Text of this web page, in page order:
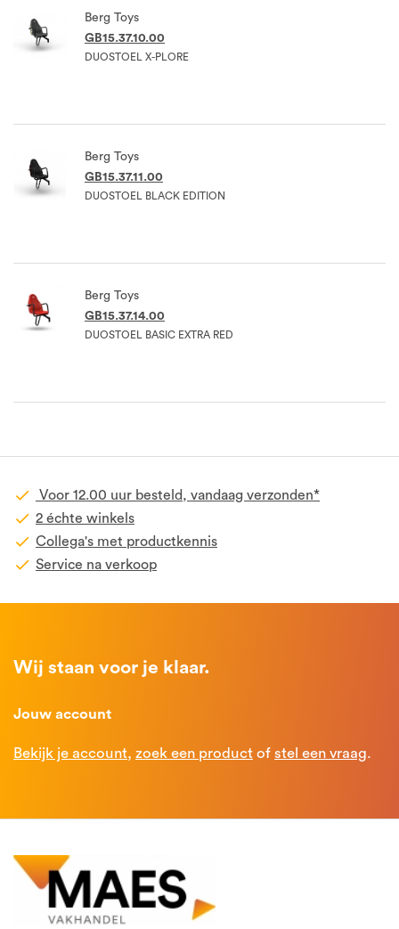
Berg Toys
GB15.37.10.00
DUOSTOEL X-PLORE
Berg Toys
GB15.37.11.00
DUOSTOEL BLACK EDITION
Berg Toys
GB15.37.14.00
DUOSTOEL BASIC EXTRA RED
Voor 12.00 uur besteld, vandaag verzonden*
2 échte winkels
Collega's met productkennis
Service na verkoop
Wij staan voor je klaar.
Jouw account
Bekijk je account, zoek een product of stel een vraag.